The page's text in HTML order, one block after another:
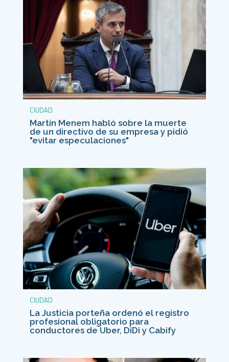
CIUDAD
Martín Menem habló sobre la muerte
de un directivo de su empresa y pidió
"evitar especulaciones"
CIUDAD
La Justicia porteña ordenó el registro
profesional obligatorio para
conductores de Uber, DiDi y Cabify